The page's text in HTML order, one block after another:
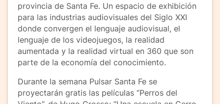
provincia de Santa Fe. Un espacio de exhibición
para las industrias audiovisuales del Siglo XXI
donde convergen el lenguaje audiovisual, el
lenguaje de los videojuegos, la realidad
aumentada y la realidad virtual en 360 que son
parte de la economía del conocimiento.
Durante la semana Pulsar Santa Fe se
proyectarán gratis las películas “Perros del